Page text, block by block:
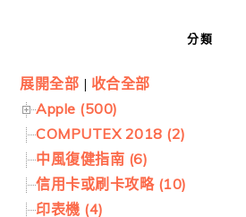
分類
展開全部 | 收合全部
Apple (500)
COMPUTEX 2018 (2)
中風復健指南 (6)
信用卡或刷卡攻略 (10)
印表機 (4)